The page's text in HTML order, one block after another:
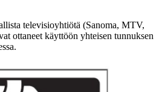
televisioyhtiötä (Sanoma, MTV,
ottaneet käyttöön yhteisen tunnuksen